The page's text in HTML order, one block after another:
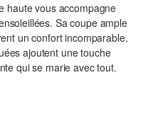
haute vous accompagne
Sa coupe ample
un confort incomparable.
ajoutent une touche
qui se marie avec tout.